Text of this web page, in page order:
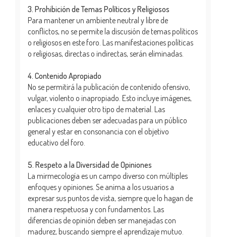
3. Prohibición de Temas Políticos y Religiosos
Para mantener un ambiente neutral y libre de
conflictos, no se permite la discusión de temas políticos
o religiosos en este foro. Las manifestaciones políticas
o religiosas, directas o indirectas, serán eliminadas.
4. Contenido Apropiado
No se permitirá la publicación de contenido ofensivo,
vulgar, violento o inapropiado. Esto incluye imágenes,
enlaces y cualquier otro tipo de material. Las
publicaciones deben ser adecuadas para un público
general y estar en consonancia con el objetivo
educativo del foro.
5. Respeto a la Diversidad de Opiniones
La mirmecología es un campo diverso con múltiples
enfoques y opiniones. Se anima a los usuarios a
expresar sus puntos de vista, siempre que lo hagan de
manera respetuosa y con fundamentos. Las
diferencias de opinión deben ser manejadas con
madurez, buscando siempre el aprendizaje mutuo.